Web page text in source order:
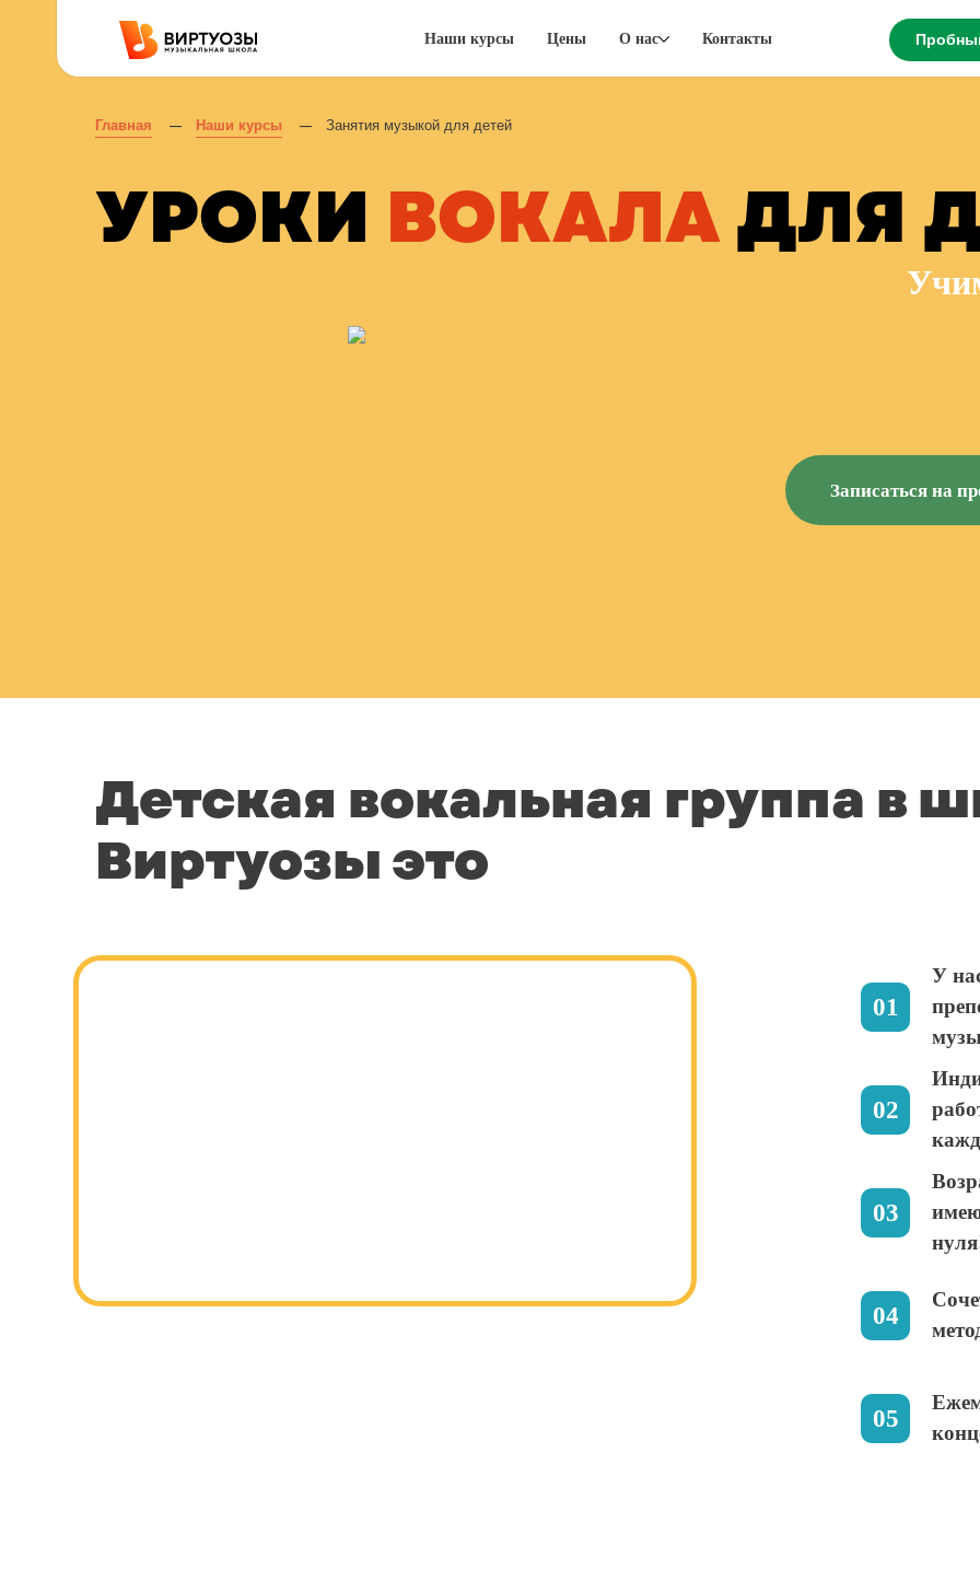
Наши курсы Цены О нас Контакты
Главная — Наши курсы — Занятия музыкой для детей
УРОКИ ВОКАЛАДЛЯ
Записаться на
Детская вокальная группа в
Виртуозы это
У